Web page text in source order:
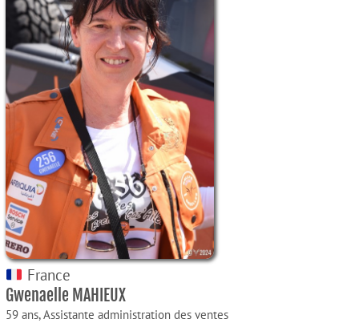
France
Gwenaelle MAHIEUX
59 ans,Assistante administration des ventes